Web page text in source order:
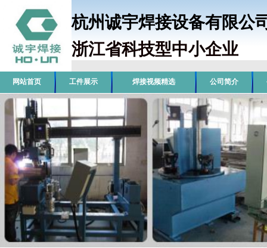
杭州诚宇焊接设备有
浙江省科技型中小企业
网站首页 工件展示 焊接视频精选 公司简介